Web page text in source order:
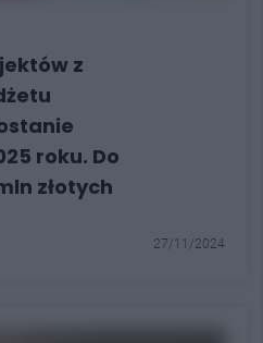
z
roku. Do
złotych
27/11/2024